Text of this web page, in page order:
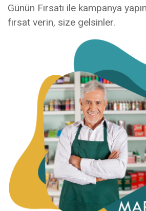
Günün Fırsatı ile kampanya
fırsat verin, size gelsinler.